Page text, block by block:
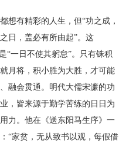
有精彩的人生，但“功之成，
日，盖必有所由起”。这
“一日不使其躬怠”。只有铢积
月将，积小胜为大胜，才可能
融会贯通。明代大儒宋濂的功
，皆来源于勤学苦练的日日为
力。他在《送东阳马生序》一
“家贫，无从致书以观，每假借